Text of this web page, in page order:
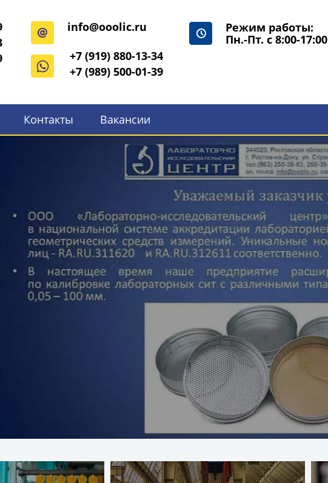
info@ooolic.ru
+7 (919) 880-13-34
+7 (989) 500-01-39
Режим работы:
Пн.-Пт. с 8:00-17:00
Контакты Вакансии